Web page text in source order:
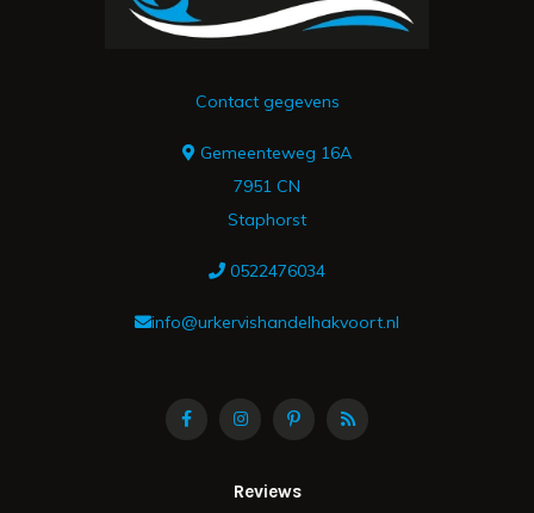
Contact gegevens
Gemeenteweg 16A
7951 CN
Staphorst
0522476034
info@urkervishandelhakvoort.nl
Reviews